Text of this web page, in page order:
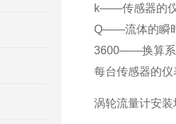
k——传感器的仪
Q——流体的瞬
3600——换算系
每台传感器的
涡轮流量计安装